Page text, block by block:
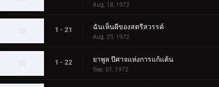
Aug. 18, 1972
1 - 21 ฉันเห็นผีของสตรีสวรรค์
Aug. 25, 1972
1 - 22 ยาพูล ปีศาจแห่งการแก้แค้น
Sep. 01, 1972